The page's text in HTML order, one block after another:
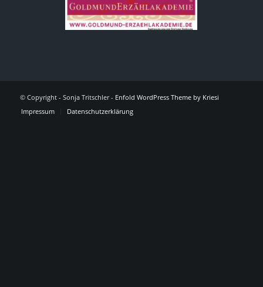
© Copyright - Sonja Tritschler - Enfold WordPress Theme by Kriesi
Impressum
Datenschutzerklärung